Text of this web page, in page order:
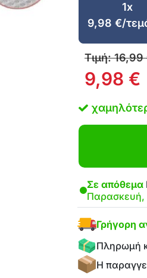
1x
9,98€/
Τιμή:16,99
9,98 €
Σε απόθεμα
Παρασκευή,
Γρήγορη
Πληρωμή
Η